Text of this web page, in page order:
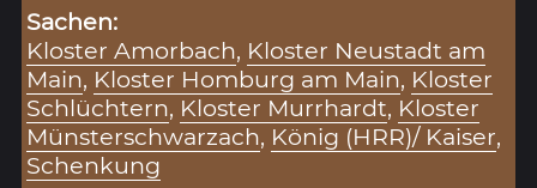
Sachen:
Kloster Amorbach, Kloster Neustadt am
Main, Kloster Homburg am Main, Kloster
Schlüchtern, Kloster Murrhardt, Kloster
Münsterschwarzach, König (HRR)/ Kaiser,
Schenkung